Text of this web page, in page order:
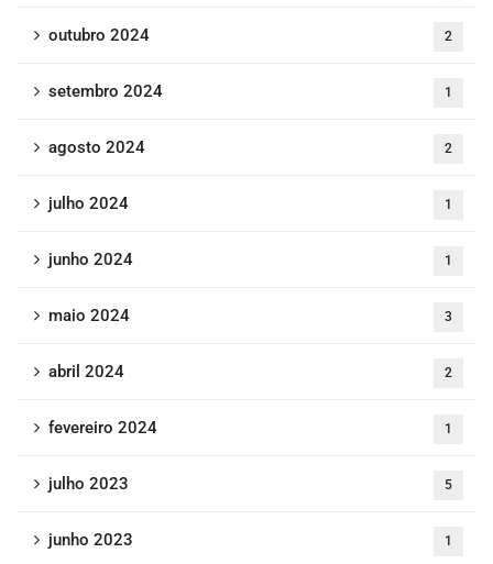
outubro 2024 2
setembro 2024 1
agosto 2024 2
julho 2024 1
junho 2024 1
maio 2024 3
abril 2024 2
fevereiro 2024 1
julho 2023 5
junho 2023 1